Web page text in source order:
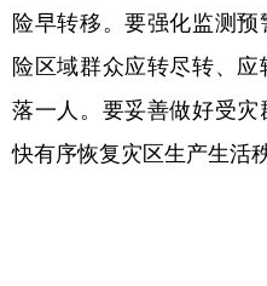
English Español
Русский язык
险早转移。要强化监测
险区域群众应转尽转、
落一人。要妥善做好受
快有序恢复灾区生产生活秩